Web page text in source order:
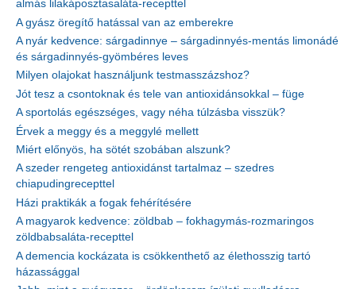
almás lilakáposztasaláta-recepttel
A gyász öregítő hatással van az emberekre
A nyár kedvence: sárgadinnye – sárgadinnyés-mentás limonádé
és sárgadinnyés-gyömbéres leves
Milyen olajokat használjunk testmasszázshoz?
Jót tesz a csontoknak és tele van antioxidánsokkal – füge
A sportolás egészséges, vagy néha túlzásba visszük?
Érvek a meggy és a meggylé mellett
Miért előnyös, ha sötét szobában alszunk?
A szeder rengeteg antioxidánst tartalmaz – szedres
chiapudingrecepttel
Házi praktikák a fogak fehérítésére
A magyarok kedvence: zöldbab – fokhagymás-rozmaringos
zöldbabsaláta-recepttel
A demencia kockázata is csökkenthető az élethosszig tartó
házassággal